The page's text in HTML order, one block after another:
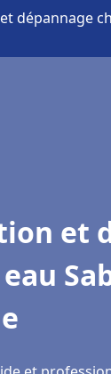
dépannage
et